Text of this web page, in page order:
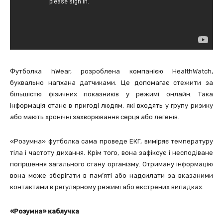
Футболка hWear, розроблена компанією HealthWatch,
буквально напхана датчиками. Це допомагає стежити за
більшістю фізичних показників у режимі онлайн. Така
інформація стане в пригоді людям, які входять у групу ризику
або мають хронічні захворювання серця або легенів.
«Розумна» футболка сама проведе ЕКГ, виміряє температуру
тіла і частоту дихання. Крім того, вона зафіксує і несподіване
погіршення загального стану організму. Отриману інформацію
вона може зберігати в пам’яті або надсилати за вказаними
контактами в регулярному режимі або екстрених випадках.
«Розумна» каблучка